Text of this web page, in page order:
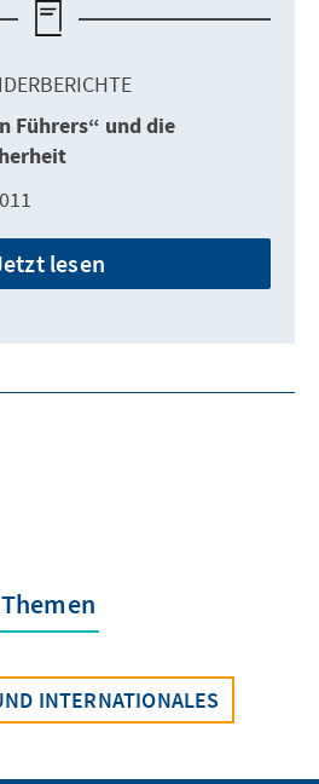
Führers“ und die
lesen
Themen
INTERNATIONALES